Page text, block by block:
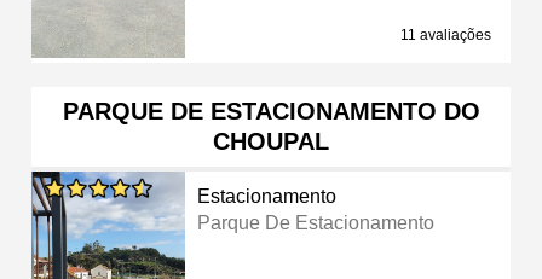
11 avaliações
PARQUE DE ESTACIONAMENTO DO
CHOUPAL
Estacionamento
Parque De Estacionamento